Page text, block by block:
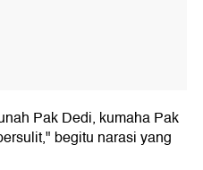
Pak Dedi, kumaha Pak
begitu narasi yang